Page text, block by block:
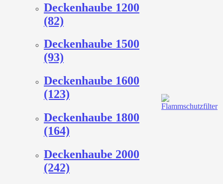
Deckenhaube 1200
(82)
Deckenhaube 1500
(93)
Deckenhaube 1600
(123)
Deckenhaube 1800
(164)
Deckenhaube 2000
(242)